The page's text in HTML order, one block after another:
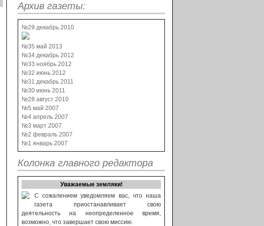
Архив газеты:
№29 декабрь 2010
№35 май 2013
№34 декабрь 2012
№33 ноябрь 2012
№32 июнь 2012
№31 декабрь 2011
№30 июнь 2011
№28 август 2010
№5 май 2007
№4 апрель 2007
№3 март 2007
№2 февраль 2007
№1 январь 2007
Колонка главного редактора
Уважаемые земляки!
С сожалением уведомляем вас, что наша
газета приостанавливает свою
деятельность на неопределенное время,
возможно, что завершает свою миссию.